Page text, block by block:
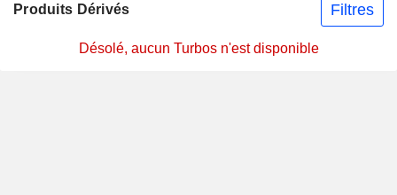
Produits Dérivés Filtres
Désolé, aucun Turbos n'est disponible